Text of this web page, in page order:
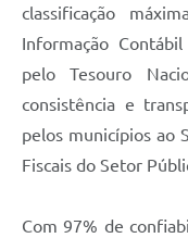
classificação
Informação
pelo Tesouro
consistência e
pelos municípios ao
Fiscais do Setor
Com 97% de